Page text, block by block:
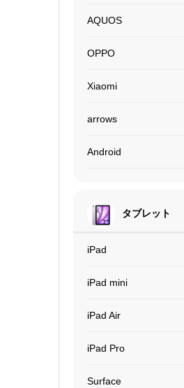
AQUOS
OPPO
Xiaomi
arrows
Android
タブレット
iPad
iPad mini
iPad Air
iPad Pro
Surface